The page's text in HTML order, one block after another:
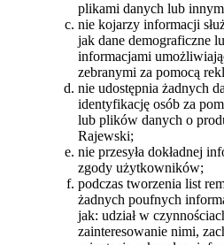
plikami danych lub
nie kojarzy informacji
jak dane demograficzne
informacjami
zebranymi za pomocą
nie udostępnia żadnych
identyfikację osób za
lub plików danych o
Rajewski;
nie przesyła dokładnej
zgody użytkowników;
podczas tworzenia list
żadnych poufnych
jak: udział w
zainteresowanie nimi,